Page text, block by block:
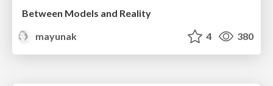
Between Models and Reality
mayunak
4 380